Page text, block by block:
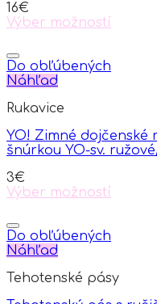
16€
Výber možností
product
has
multiple
The
may
be
on
the
page
Do obľúbených
Náhľad
Rukavice
YO! Zimné dojčenské
šnúrkou YO-sv.
3€
Výber možností
product
has
multiple
The
Do obľúbených
Náhľad
Tehotenské pásy